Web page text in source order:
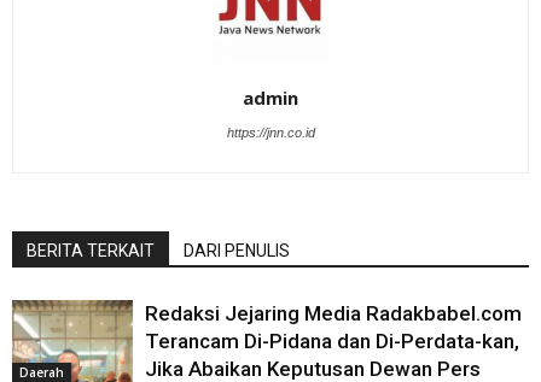
admin
https://jnn.co.id
BERITA TERKAIT DARI PENULIS
Daerah
Redaksi Jejaring Media Radakbabel.com
Terancam Di-Pidana dan Di-Perdata-kan,
Jika Abaikan Keputusan Dewan Pers